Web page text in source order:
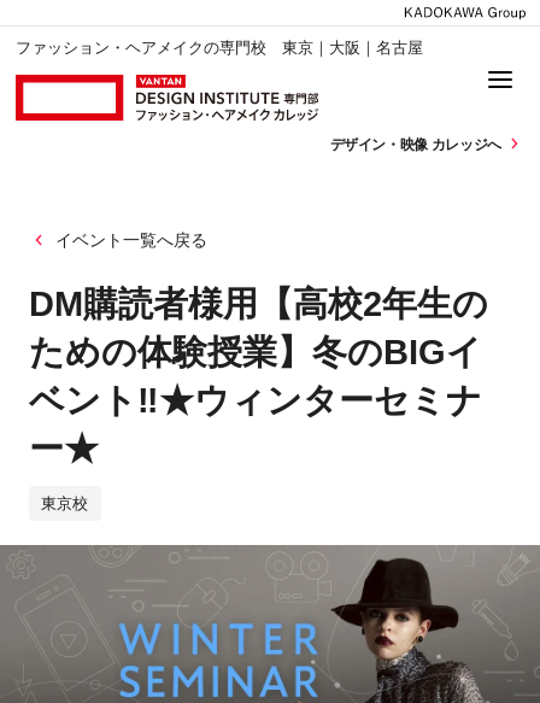
ファッション・ヘアメイクの専門校 東京｜大阪｜名古屋
デザイン・ 映像 カレッジへ
イベント一覧へ戻る
DM購読者様用【高校2年生の
ための体験授業】冬のBIGイ
ベント‼★ウィンターセミナ
ー★
東京校